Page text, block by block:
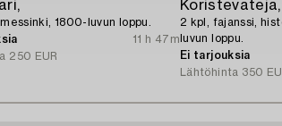
1800-luvun loppu.
11 h 47m
250 EUR
Koristevateja,
2 kpl, fajanssi,
luvun loppu.
Ei tarjouksia
Lähtöhinta 350